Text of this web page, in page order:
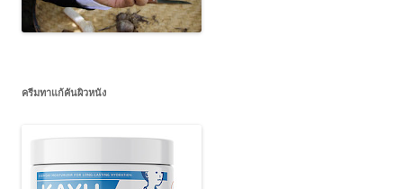
ครีมทาแก้คันผิวหนัง